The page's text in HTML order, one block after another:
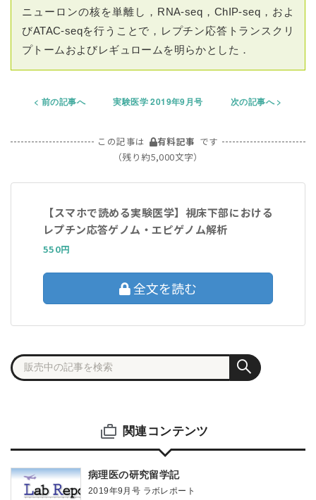
ニューロンの核を単離し，RNA-seq，ChIP-seq，およ
びATAC-seqを行うことで，レプチン応答トランスクリ
プトームおよびレギュロームを明らかとした．
前の記事へ 実験医学 2019年9月号 次の記事へ
この記事は 有料記事 です
（残り約5,000文字）
【スマホで読める実験医学】視床下部における
レプチン応答ゲノム・エピゲノム解析
550円
全文を読む
関連コンテンツ
病理医の研究留学記
2019年9月号 ラボレポート